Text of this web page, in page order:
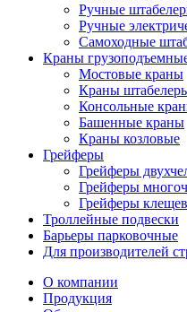
Ручные
Ручные
Самоходные
Краны
Мостовые краны
Краны
Консольные
Башенные краны
Краны козловые
Грейферы
Грейферы
Грейферы
Грейферы
Троллейные подвески
Барьеры парковочные
Для производителей
О компании
Продукция